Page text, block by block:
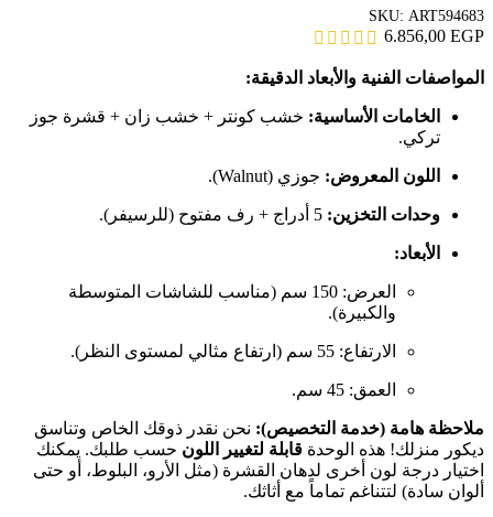
SKU: ART594683
6.856,00 EGP
المواصفات الفنية والأبعاد الدقيقة:
الخامات الأساسية: خشب كونتر + خشب زان + قشرة جوز
تركي.
اللون المعروض: جوزي (Walnut).
وحدات التخزين:
الأبعاد:
العرض: 150 سم (مناسب للشاشات المتوسطة
والكبيرة).
الارتفاع: 55 سم (ارتفاع مثالي لمستوى النظر).
العمق: 45 سم.
ملاحظة هامة (خدمة التخصيص): نحن نقدر ذوقك الخاص وتناسق
ديكور منزلك! هذه الوحدة قابلة لتغيير اللون حسب طلبك. يمكنك
اختيار درجة لون أخرى لدهان القشرة (مثل الأرو، البلوط، أو حتى
ألوان سادة) لتتناغم تماماً مع أثاثك.